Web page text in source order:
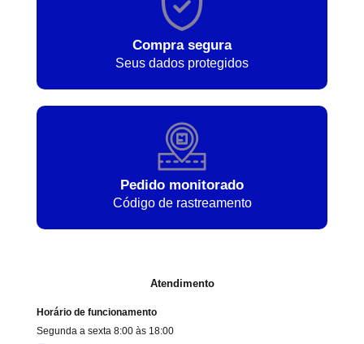
Compra segura
Seus dados protegidos
Pedido monitorado
Código de rastreamento
Atendimento
Horário de funcionamento
Segunda a sexta 8:00 às 18:00